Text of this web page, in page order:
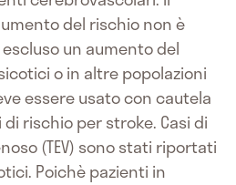
del rischio non è
un aumento del
o in altre popolazioni
essere usato con cautela
rischio per stroke. Casi di
(TEV) sono stati riportati
Poichè pazienti in